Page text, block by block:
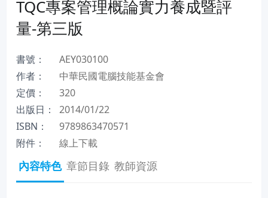
TQC專案管理概論實力養成暨評
量-第三版
書號：
AEY030100
作者：
中華民國電腦技能基金會
定價：
320
出版日：
2014/01/22
ISBN：
9789863470571
附件：
線上下載
內容特色 章節目錄 教師資源